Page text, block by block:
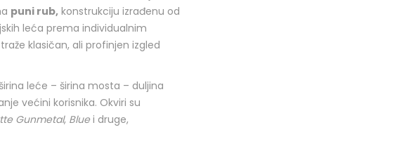
puni rub, konstrukciju izrađenu od
leća prema individualnim
klasičan, ali profinjen izgled
leće – širina mosta – duljina
većini korisnika. Okviri su
Gunmetal, Blue i druge,